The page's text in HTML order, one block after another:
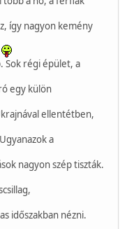
így nagyon kemény
Sok régi épület, a
egy külön
ellentétben,
a
nagyon szép tiszták.
időszakban nézni.